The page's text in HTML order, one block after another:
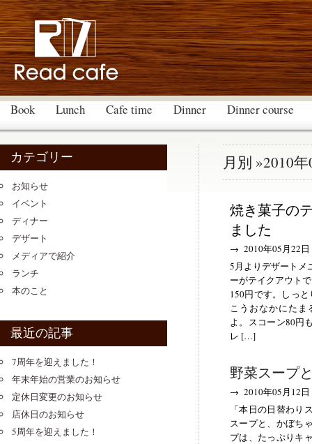
Book Lunch Cafe time Dinner Dinner course
月別 »2010
焼き菓子の
ました
→ 2010年05月22日
5月よりデザートメ
ーがテイクアウト
150円です。しっ
こうおなかにたま
よ。スコーン80円
レ […]
野菜スープ
→ 2010年05月12日
「本日の日替わり
スープと、かぼち
プは、たっぷりキ
カテゴリー
お知らせ
イベント
ディナー
デザート
メディアで紹介
ランチ
本のこと
最近の記事
7周年を迎えました！
年末年始の営業のお知らせ
定休日変更のお知らせ
店休日のお知らせ
5周年を迎えました！